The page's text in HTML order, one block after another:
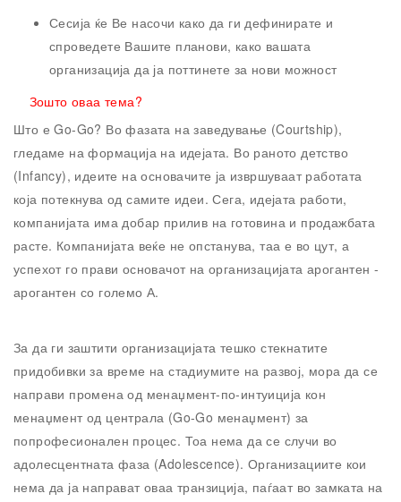
Сесија ќе Ве насочи како да ги дефинирате и
спроведете Вашите планови, како вашата
организација да ја поттинете за нови можност
Зошто оваа тема?
Што е Go-Go? Во фазата на заведување (Courtship),
гледаме на формација на идејата. Во раното детство
(Infancy), идеите на основачите ја извршуваат работата
која потекнува од самите идеи. Сега, идејата работи,
компанијата има добар прилив на готовина и продажбата
расте. Компанијата веќе не опстанува, таа е во цут, а
успехот го прави основачот на организацијата арогантен -
арогантен со големо А.
За да ги заштити организацијата тешко стекнатите
придобивки за време на стадиумите на развој, мора да се
направи промена од менаџмент-по-интуиција кон
менаџмент од централа (Go-Go менаџмент) за
попрофесионален процес. Тоа нема да се случи во
адолесцентната фаза (Adolescence). Организациите кои
нема да ја направат оваа транзиција, паѓаат во замката на